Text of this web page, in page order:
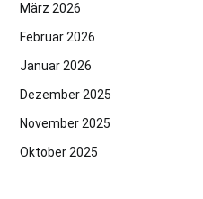
März 2026
Februar 2026
Januar 2026
Dezember 2025
November 2025
Oktober 2025